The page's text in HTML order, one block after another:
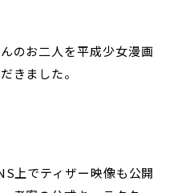
のお二人を平成少女漫画
きました。
上でティザー映像も公開